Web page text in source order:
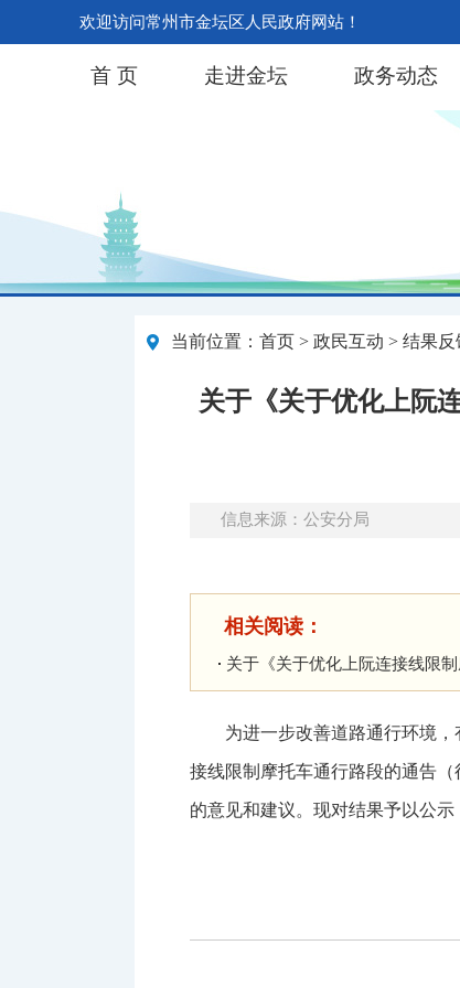
欢迎访问常州市金坛区人民政府网站！
首 页 走进金坛 政务动态
当前位置： 首页 > 政民互动 > 结果反
关于《关于优化上阮
信息来源：公安分局
相关阅读：
关于《关于优化上阮连接线限
为进一步改善道路通行环境
接线限制摩托车通行路段的通告
的意见和建议。现对结果予以公